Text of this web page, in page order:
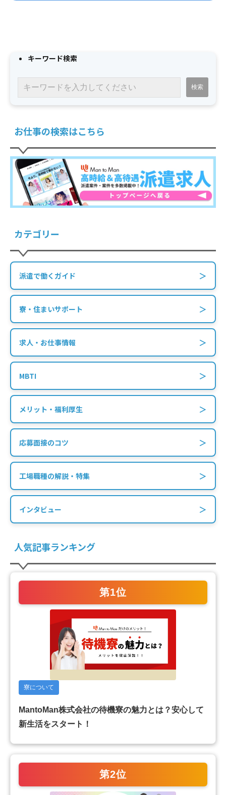
キーワード検索
お仕事の検索はこちら
カテゴリー
派遣で働くガイド ＞
寮・住まいサポート ＞
求人・お仕事情報 ＞
MBTI ＞
メリット・福利厚生 ＞
応募面接のコツ ＞
工場職種の解説・特集 ＞
インタビュー ＞
人気記事ランキング
第1位
寮について
MantoMan株式会社の待機寮の魅力とは？安心して
新生活をスタート！
第2位